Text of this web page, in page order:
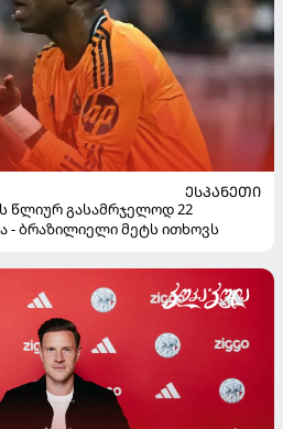
ᲔᲡᲞᲐᲜᲔᲗᲘ
წლიურ გასამრჯელოდ 22
- ბრაზილიელი მეტს ითხოვს